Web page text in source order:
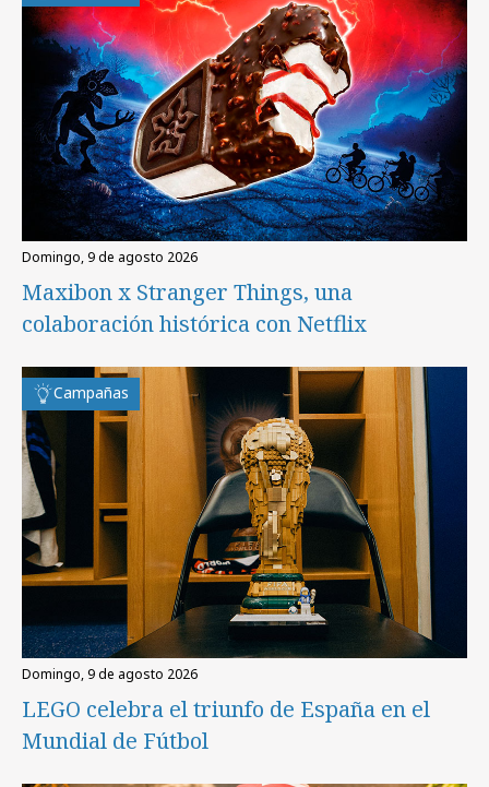
domingo, 9 de agosto 2026
Maxibon x Stranger Things, una
colaboración histórica con Netflix
Campañas
domingo, 9 de agosto 2026
LEGO celebra el triunfo de España en el
Mundial de Fútbol